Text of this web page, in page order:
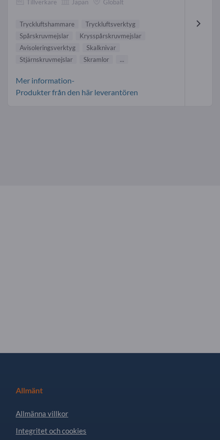
Tillverkare Japan Globalt
Tryckluftshammare
Tryckluftsverktyg
Spårskruvmejslar
Krysspårskruvmejslar
Avisoleringsverktyg
Skalknivar
Stjärnskruvmejslar
Skramlor ...
Mer information-
Produkter från den här leverantören
Allmänt
Allmänna villkor
Integritet och cookies